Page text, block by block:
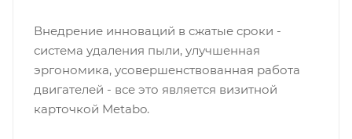
Внедрение инноваций в сжатые сроки -
система удаления пыли, улучшенная
эргономика, усовершенствованная работа
двигателей - все это является визитной
карточкой Metabo.